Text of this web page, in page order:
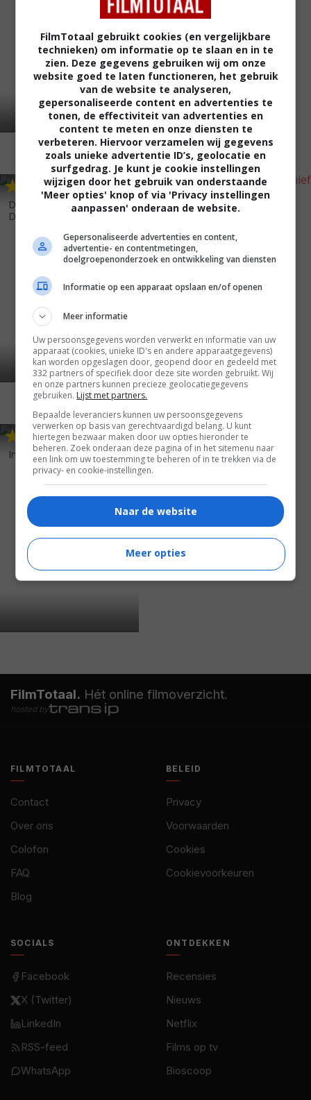
Diary of a Wimpy Kid: Dog
Days
3,8
Dr. Dolittle: Tail to the Chief
(2008)
,7
In the Land of Women (2007)
FilmTotaal. Hét online filmoverzicht.
hosted by
FILMTOTAAL
Contact
Over ons
Colofon
FAQ
Blog
BELEID
Privacy
Voorwaarden
Cookies
Cookievoorkeuren
SOCIALS
Facebook
X (Twitter)
LinkedIn
RSS-feed
WhatsApp
ONTDEKKEN
Recensies
Nieuws
Netflix
Films op tv
Bioscoop
FilmTotaal gebruikt cookies (en vergelijkbare
technieken) om informatie op te slaan en in te
zien. Deze gegevens gebruiken wij om onze
website goed te laten functioneren, het gebruik
van de website te analyseren,
gepersonaliseerde content en advertenties te
tonen, de effectiviteit van advertenties en
content te meten en onze diensten te
verbeteren. Hiervoor verzamelen wij gegevens
zoals unieke advertentie ID’s, geolocatie en
surfgedrag. Je kunt je cookie instellingen
wijzigen door het gebruik van onderstaande
'Meer opties' knop of via 'Privacy instellingen
aanpassen' onderaan de website.
Gepersonaliseerde advertenties en content,
advertentie- en contentmetingen,
doelgroepenonderzoek en ontwikkeling van diensten
Informatie op een apparaat opslaan en/of openen
Meer informatie
Uw persoonsgegevens worden verwerkt en informatie van uw
apparaat (cookies, unieke ID's en andere apparaatgegevens)
kan worden opgeslagen door, geopend door en gedeeld met
332 partners of specifiek door deze site worden gebruikt. Wij
en onze partners kunnen precieze geolocatiegegevens
gebruiken. Lijst met partners.
Bepaalde leveranciers kunnen uw persoonsgegevens
verwerken op basis van gerechtvaardigd belang. U kunt
hiertegen bezwaar maken door uw opties hieronder te
beheren. Zoek onderaan deze pagina of in het sitemenu naar
een link om uw toestemming te beheren of in te trekken via de
privacy- en cookie-instellingen.
Naar de website
Meer opties